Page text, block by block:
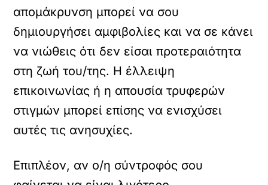
απομάκρυνση μπορεί να σου
δημιουργήσει αμφιβολίες και να σε κάνει
να νιώθεις ότι δεν είσαι προτεραιότητα
στη ζωή του/της. Η έλλειψη
επικοινωνίας ή η απουσία τρυφερών
στιγμών μπορεί επίσης να ενισχύσει
αυτές τις ανησυχίες.
Επιπλέον, αν ο/η σύντροφός σου